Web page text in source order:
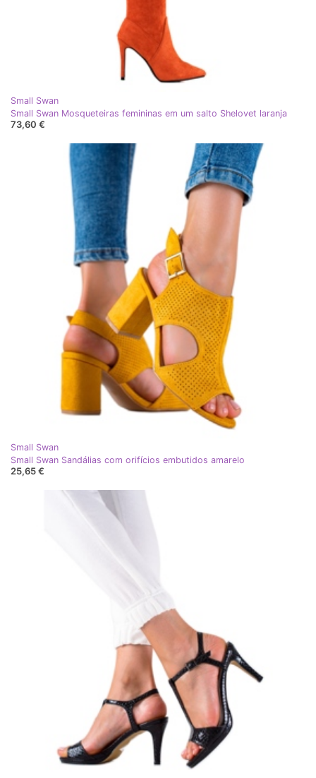
Small Swan
Small Swan Mosqueteiras femininas em um salto Shelovet laranja
73,60 €
Small Swan
Small Swan Sandálias com orifícios embutidos amarelo
25,65 €